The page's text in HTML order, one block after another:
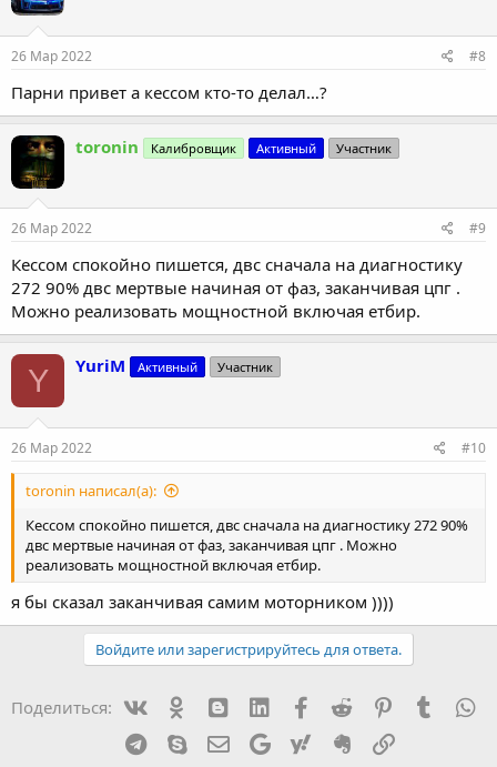
26 Мар 2022 #8
Парни привет а кессом кто-то делал…?
toronin Калибровщик Активный Участник
26 Мар 2022 #9
Кессом спокойно пишется, двс сначала на диагностику
272 90% двс мертвые начиная от фаз, заканчивая цпг .
Можно реализовать мощностной включая етбир.
Y YuriM Активный Участник
26 Мар 2022 #10
toronin написал(а):
Кессом спокойно пишется, двс сначала на диагностику 272 90%
двс мертвые начиная от фаз, заканчивая цпг . Можно
реализовать мощностной включая етбир.
я бы сказал заканчивая самим моторником ))))
Войдите или зарегистрируйтесь для ответа.
Поделиться: Ok mes_blogger
Linked InFacebook
Reddit PinterestTumblr
Telegram
Skype Эл. почта
Google Yahoo Evernote